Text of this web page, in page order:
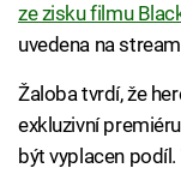
ze zisku filmu
uvedena na
Žaloba tvrdí, že
exkluzivní
být vyplacen